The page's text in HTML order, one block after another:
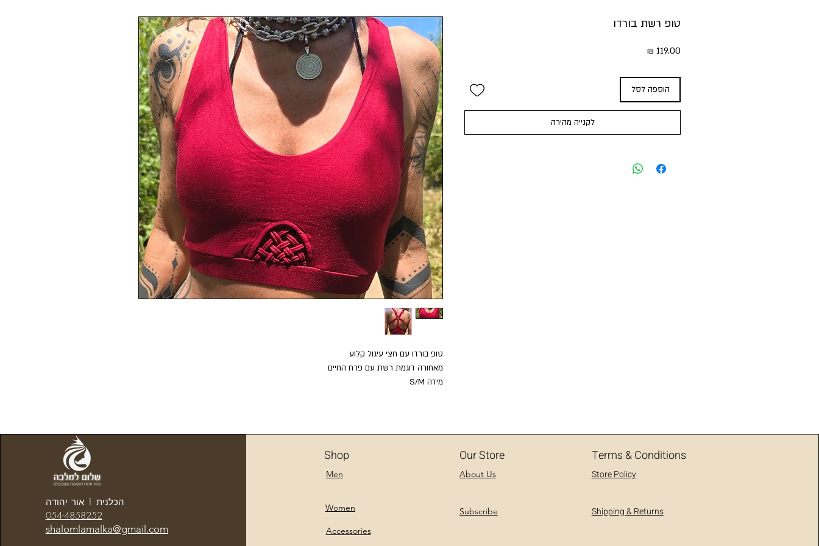
טופ בורדו עם חצי עיגול קלוע
מאחורה דוגמת רשת עם פרח החיים
מידה S/M
טופ רשת בורדו
הוספה לסל
לקנייה מהירה
הכלנית 1 אור יהודה
shalomlamalka@gmail.com
054-4858252
Shop
Men
Women
Accessories
Our Store
About Us
Subscribe
Terms & Conditions
Store Policy
Shipping & Returns